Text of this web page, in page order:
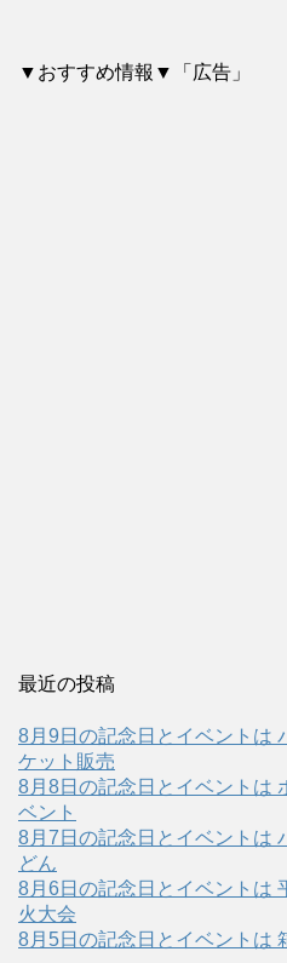
▼おすすめ情報▼「広告」
最近の投稿
8月9日の記念日とイベントは
ケット販売
8月8日の記念日とイベントは
ベント
8月7日の記念日とイベントは
どん
8月6日の記念日とイベントは
火大会
8月5日の記念日とイベントは